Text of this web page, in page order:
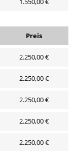
Preis
2.250,00 €
2.250,00 €
2.250,00 €
2.250,00 €
2.250,00 €